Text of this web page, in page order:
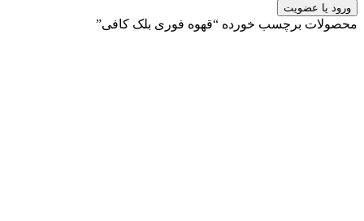
محصولات برچسب خورده “قهوه فوری بلک کافی”